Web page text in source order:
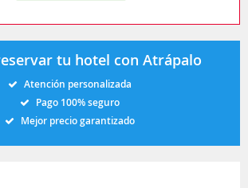
tu hotel con Atrápalo
Atención personalizada
Pago 100% seguro
Mejor precio garantizado